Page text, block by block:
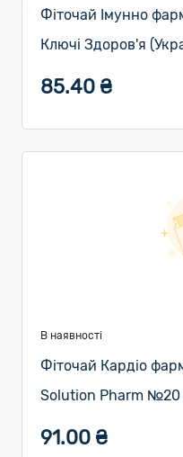
Фіточай Імунно
Ключі Здоров'я
85.40 ₴
В наявності
Фіточай Кардіо
Solution Pharm №20
91.00 ₴